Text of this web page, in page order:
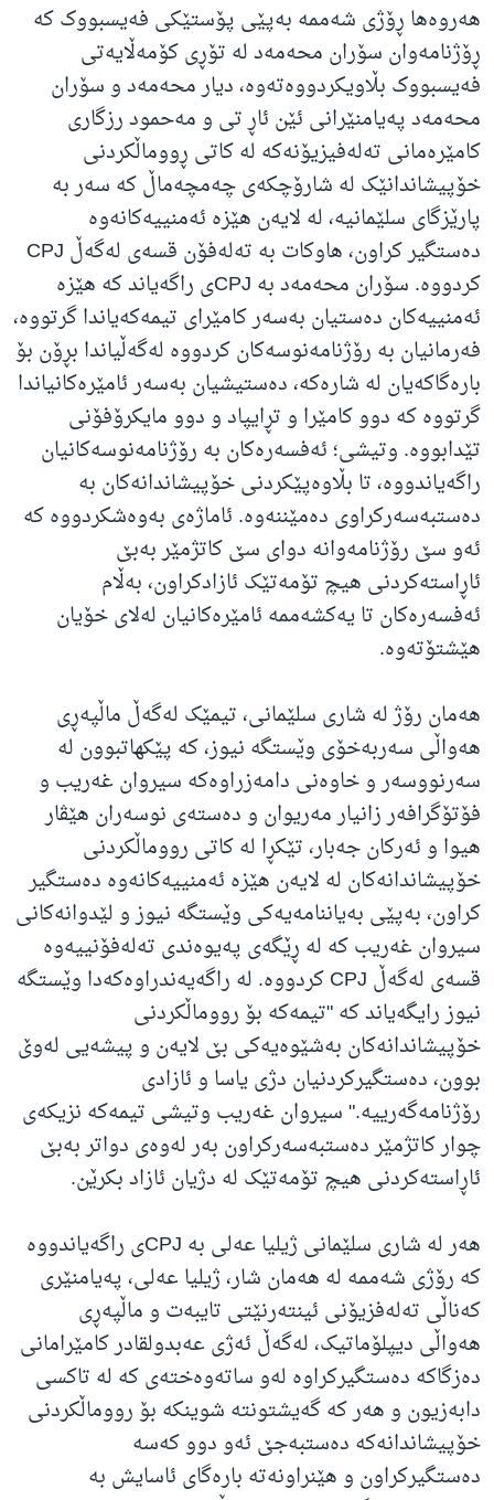
هه‌روه‌ها ڕۆژی شه‌ممه‌ به‌پێی پۆستێکی فه‌یسبووک که‌
ڕۆژنامەوان سۆران محه‌مه‌د له‌ تۆڕی کۆمه‌ڵایه‌تی
فه‌یسبووک بڵاویکردووه‌ته‌وه‌، دیار محه‌مه‌د و سۆران
محه‌مه‌د په‌یامنێرانی ئێن ئاڕ تی و مه‌حمود رزگاری
کامێرەمانی تەلەفیزیۆنەکە له‌ کاتی ڕووماڵکردنی
خۆپیشاندانێک له‌ شارۆچکه‌ی چه‌مچه‌ماڵ کە سەر بە‌
پارێزگای سلێمانیە، له‌ لایه‌ن هێزه‌ ئه‌منییه‌کانه‌وه‌
ده‌ستگیر کراون، هاوکات بە تەلەفۆن قسەی لەگەڵ CPJ
کردووە. سۆران محەمەد بە CPJی راگەیاند کە هێزە
ئەمنییەکان دەستیان بەسەر کامێرای تیمەکەیاندا گرتووە،
فەرمانیان بە رۆژنامەنوسەکان کردووە لەگەڵیاندا بڕۆن بۆ
بارەگاکەیان لە شارەکە، دەستیشیان بەسەر ئامێرەکانیاندا
گرتووە کە دوو کامێرا و تڕایپاد و دوو مایکرۆفۆنی
تێدابووە. وتیشی؛ ئەفسەرەکان بە رۆژنامەنوسەکانیان
راگەیاندووە، تا بڵاوەپێکردنی خۆپیشاندانەکان بە
دەستبەسەرکراوی دەمێننەوە. ئاماژەی بەوەشکردووە کە
ئەو سێ رۆژنامەوانە دوای سێ کاتژمێر بەبێ
ئاڕاستەکردنی هیچ تۆمەتێک ئازادکراون، بەڵام
ئەفسەرەکان تا یەکشەممە ئامێرەکانیان لەلای خۆیان
هێشتۆتەوە.
هه‌مان رۆژ له‌ شاری سلێمانی، تیمێک له‌گه‌ڵ ماڵپه‌ڕی
هه‌واڵی سه‌ربه‌خۆی وێستگه‌ نیوز، که‌ پێکهاتبوون له‌
سه‌رنووسه‌ر و خاوه‌نی دامەزراوەکە سیروان غه‌ریب و
فۆتۆگرافه‌ر زانیار مه‌ریوان و دەستەی نوسەران هێڤار
هیوا و ئه‌رکان جه‌بار، تێکڕا له‌ کاتی رووماڵکردنی
خۆپیشاندانه‌کان له‌ لایه‌ن هێزه‌ ئه‌منییه‌کانه‌وه‌ ده‌ستگیر
کراون، بەپێی بەیاننامەیەکی وێستگە نیوز و لێدوانەکانی
سیروان غەریب کە لە ڕێگەی پەیوەندی تەلەفۆنییەوە
قسەی لەگەڵ CPJ کردووە. له‌ راگه‌یه‌ندراوه‌که‌دا وێستگه‌
نیوز رایگه‌یاند کە "تیمه‌که‌ بۆ رووماڵکردنی
خۆپیشاندانه‌کان به‌شێوه‌یه‌کی بێ لایه‌ن و پیشه‌یی له‌وێ
بوون، ده‌ستگیرکردنیان دژی یاسا و ئازادی
رۆژنامه‌گه‌رییه‌." سیروان غەریب وتیشی تیمەکە نزیکەی
چوار کاتژمێر دەستبەسەرکراون بەر لەوەی دواتر بەبێ
ئاڕاستەکردنی هیچ تۆمەتێک لە دژیان ئازاد بکرێن.
هەر لە شاری سلێمانی ژیلیا عەلی بە CPJی راگەیاندووە
کە رۆژی شەممە لە هەمان شار، ژیلیا عەلی، پەیامنێری
کەناڵی تەلەفزیۆنی ئینتەرنێتی تایبەت و ماڵپەڕی
هەواڵی دیپلۆماتیک، لەگەڵ ئەژی عەبدولقادر کامێرامانی
دەزگاکە دەستگیرکراوە لەو ساتەوەختەی کە لە تاکسی
دابەزیون و هەر کە گەیشتونتە شوینکە بۆ رووماڵکردنی
خۆپیشاندانەکە دەستبەجێ ئەو دوو کەسە
دەستگیرکراون و هێنراونەتە بارەگای ئاسایش بە